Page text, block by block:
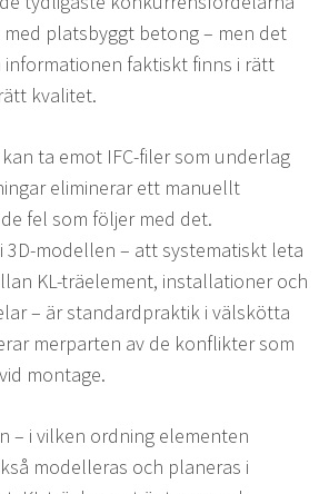
med platsbyggt betong – men det
informationen faktiskt finns i rätt
kvalitet.
ta emot IFC-filer som underlag
eliminerar ett manuellt
fel som följer med det.
modellen – att systematiskt leta
KL-träelement, installationer och
– är standardpraktik i välskötta
merparten av de konflikter som
montage.
– i vilken ordning elementen
modelleras och planeras i